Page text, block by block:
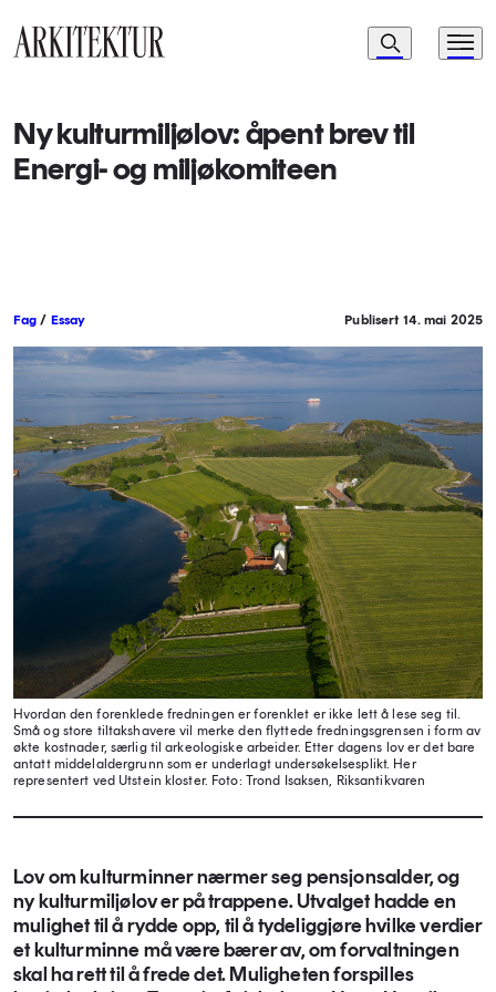
Navigasjon
Søk Meny
Ny kulturmiljølov: åpent brev til
Energi- og miljøkomiteen
Fag / Essay Publisert 14. mai 2025
Hvordan den forenklede fredningen er forenklet er ikke lett å lese seg til.
Små og store tiltakshavere vil merke den flyttede fredningsgrensen i form av
økte kostnader, særlig til arkeologiske arbeider. Etter dagens lov er det bare
antatt middelaldergrunn som er underlagt undersøkelsesplikt. Her
representert ved Utstein kloster. Foto: Trond Isaksen, Riksantikvaren
Lov om kulturminner nærmer seg pensjonsalder, og
ny kulturmiljølov er på trappene. Utvalget hadde en
mulighet til å rydde opp, til å tydeliggjøre hvilke verdier
et kulturminne må være bærer av, om forvaltningen
skal ha rett til å frede det. Muligheten forspilles